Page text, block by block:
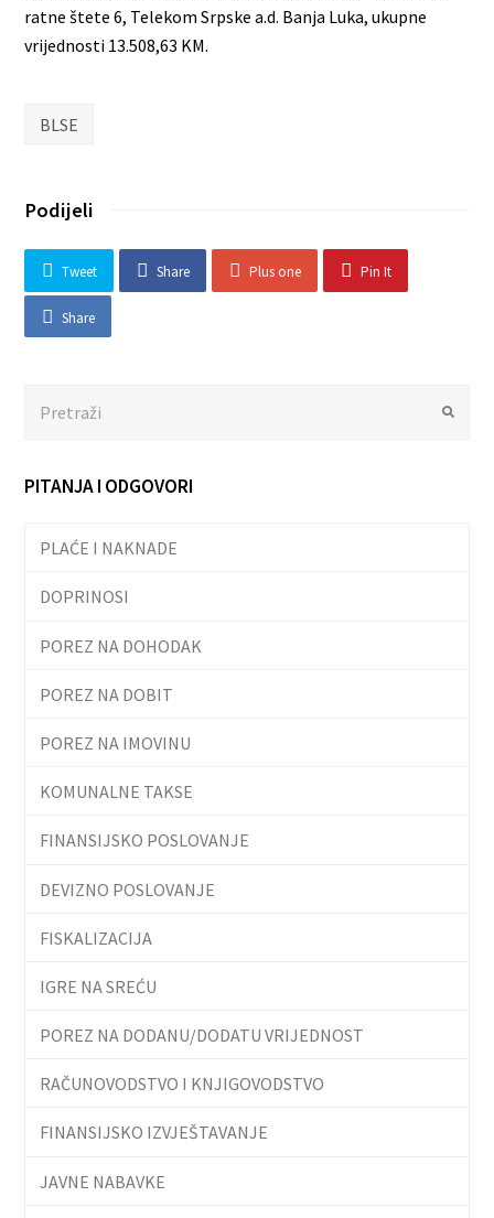
ratne štete 6, Telekom Srpske a.d. Banja Luka, ukupne
vrijednosti 13.508,63 KM.
BLSE
Podijeli
Tweet Share Plus one Pin It
Share
Submit
PITANJA I ODGOVORI
PLAĆE I NAKNADE
DOPRINOSI
POREZ NA DOHODAK
POREZ NA DOBIT
POREZ NA IMOVINU
KOMUNALNE TAKSE
FINANSIJSKO POSLOVANJE
DEVIZNO POSLOVANJE
FISKALIZACIJA
IGRE NA SREĆU
POREZ NA DODANU/DODATU VRIJEDNOST
RAČUNOVODSTVO I KNJIGOVODSTVO
FINANSIJSKO IZVJEŠTAVANJE
JAVNE NABAVKE